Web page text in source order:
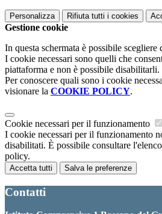
Personalizza Rifiuta tutti i cookies
Gestione cookie
In questa schermata è possibile
I cookie necessari sono quelli che
piattaforma e non è possibile disabilitarli.
Per conoscere quali sono i cookie
visionare la COOKIE POLICY.
Cookie necessari per il funzionamento
I cookie necessari per il funzionamento
disabilitati. È possibile consultare
policy.
Accetta tutti Salva le preferenze
Contatti